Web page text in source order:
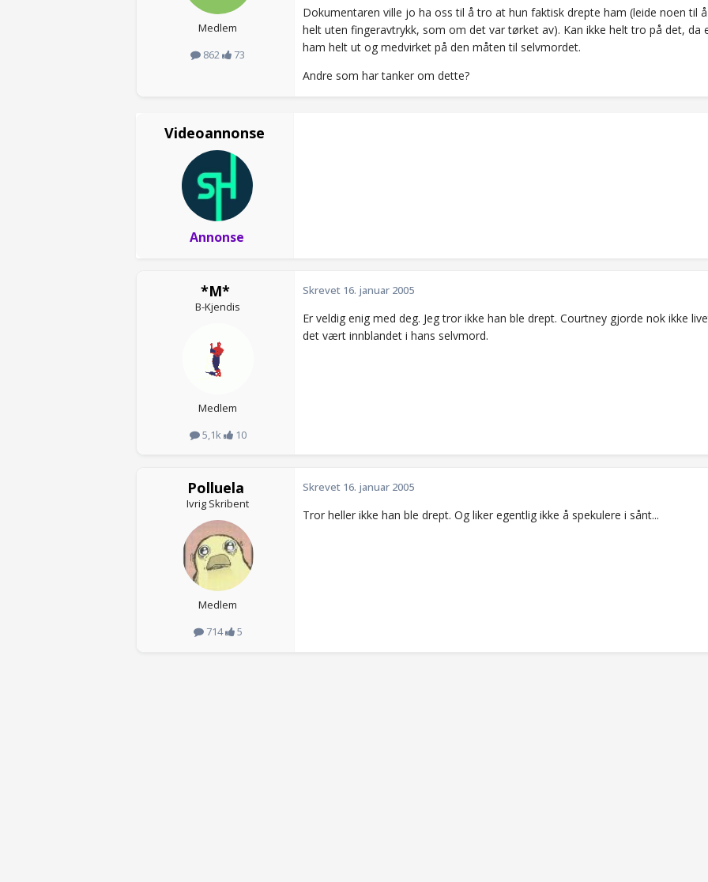
Medlem
862
73
Dokumentaren ville jo ha oss til å tro at hun faktisk drepte ham (leide noen til
helt uten fingeravtrykk, som om det var tørket av). Kan ikke helt tro på det, da
ham helt ut og medvirket på den måten til selvmordet.
Andre som har tanker om dette?
Videoannonse
Annonse
*M*
B-Kjendis
Medlem
5,1k
10
Skrevet 16. januar 2005
Er veldig enig med deg. Jeg tror ikke han ble drept. Courtney gjorde nok ikke
det vært innblandet i hans selvmord.
Polluela
Ivrig Skribent
Medlem
714
5
Skrevet 16. januar 2005
Tror heller ikke han ble drept. Og liker egentlig ikke å spekulere i sånt...